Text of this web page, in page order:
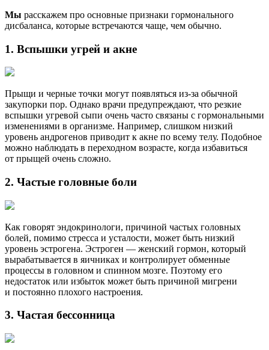
Мы расскажем про основные признаки гормонального
дисбаланса, которые встречаются чаще, чем обычно.
1. Вспышки угрей и акне
Прыщи и черные точки могут появляться из-за обычной
закупорки пор. Однако врачи предупреждают, что резкие
вспышки угревой сыпи очень часто связаны с гормональными
изменениями в организме. Например, слишком низкий
уровень андрогенов приводит к акне по всему телу. Подобное
можно наблюдать в переходном возрасте, когда избавиться
от прыщей очень сложно.
2. Частые головные боли
Как говорят эндокринологи, причиной частых головных
болей, помимо стресса и усталости, может быть низкий
уровень эстрогена. Эстроген — женский гормон, который
вырабатывается в яичниках и контролирует обменные
процессы в головном и спинном мозге. Поэтому его
недостаток или избыток может быть причиной мигрени
и постоянно плохого настроения.
3. Частая бессонница